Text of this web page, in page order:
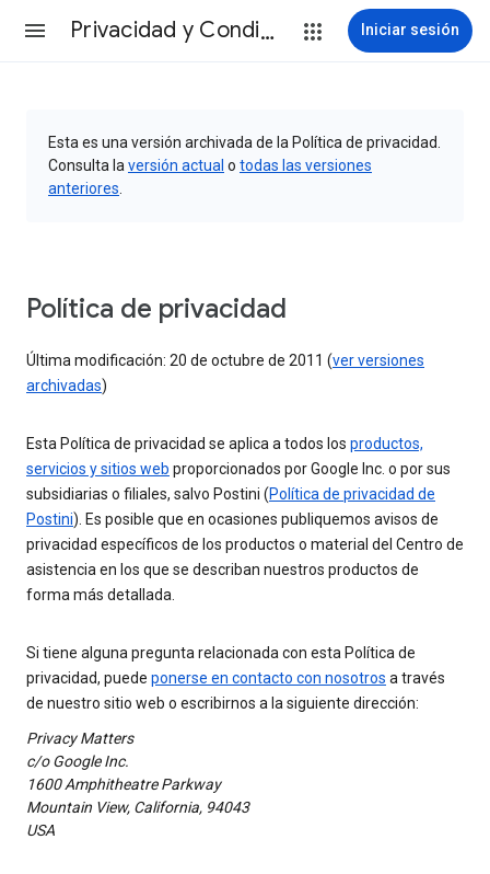
Privacidad y Condiciones Iniciar sesión
Esta es una versión archivada de la Política de privacidad.
Consulta la versión actual o todas las versiones
anteriores
Política de privacidad
Última modificación: 20 de octubre de 2011 (ver versiones
archivadas)
Esta Política de privacidad se aplica a todos los productos,
servicios y sitios web proporcionados por Google Inc. o por sus
subsidiarias o filiales, salvo Postini (Política de privacidad de
Postini). Es posible que en ocasiones publiquemos avisos de
privacidad específicos de los productos o material del Centro de
asistencia en los que se describan nuestros productos de
forma más detallada.
Si tiene alguna pregunta relacionada con esta Política de
privacidad, puede ponerse en contacto con nosotros a través
de nuestro sitio web o escribirnos a la siguiente dirección:
Privacy Matters
c/o Google Inc.
1600 Amphitheatre Parkway
Mountain View, California, 94043
USA